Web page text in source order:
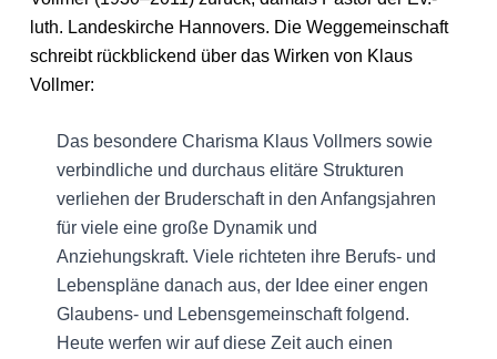
luth. Landeskirche Hannovers. Die Weggemeinschaft
schreibt rückblickend über das Wirken von Klaus
Vollmer:
Das besondere Charisma Klaus Vollmers sowie
verbindliche und durchaus elitäre Strukturen
verliehen der Bruderschaft in den Anfangsjahren
für viele eine große Dynamik und
Anziehungskraft. Viele richteten ihre Berufs- und
Lebenspläne danach aus, der Idee einer engen
Glaubens- und Lebensgemeinschaft folgend.
Heute werfen wir auf diese Zeit auch einen